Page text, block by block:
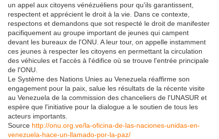
un appel aux citoyens vénézuéliens pour qu'ils garantissent,
respectent et apprécient le droit à la vie. Dans ce contexte,
respectons et demandons que sot respecté le droit de manifester
pacifiquement au groupe important de jeunes qui campent
devant les bureaux de l'ONU. A leur tour, on appelle instamment
ces jeunes à respecter les citoyens en permettant la circulation
des véhicules et l'accès à l'édifice où se trouve l'entrée principale
de l'ONU.
Le Système des Nations Unies au Venezuela réaffirme son
engagement pour la paix, salue les résultats de la récente visite
au Venezuela de la commission des chanceliers de l'UNASUR et
espère que l'initiative pour la dialogue a le soutien de tous les
acteurs importants.
Source http://onu.org.ve/la-oficina-de-las-naciones-unidas-en-
venezuela-hace-un-llamado-por-la-paz/